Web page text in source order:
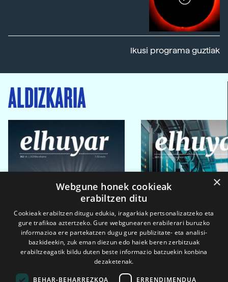
Ikusi programa guztiak
ALDIZKARIA
×
Webgune honek cookieak
erabiltzen ditu
Cookieak erabiltzen ditugu edukia, iragarkiak pertsonalizatzeko eta
gure trafikoa aztertzeko. Gure webgunearen erabilerari buruzko
informazioa ere partekatzen dugu gure publizitate- eta analisi-
bazkideekin, zuk eman diezun edo haiek beren zerbitzuak
erabiltzeagatik bildu duten beste informazio batzuekin konbina
dezaketenak.
BEHAR-BEHARREZKOA ERRENDIMENDUA